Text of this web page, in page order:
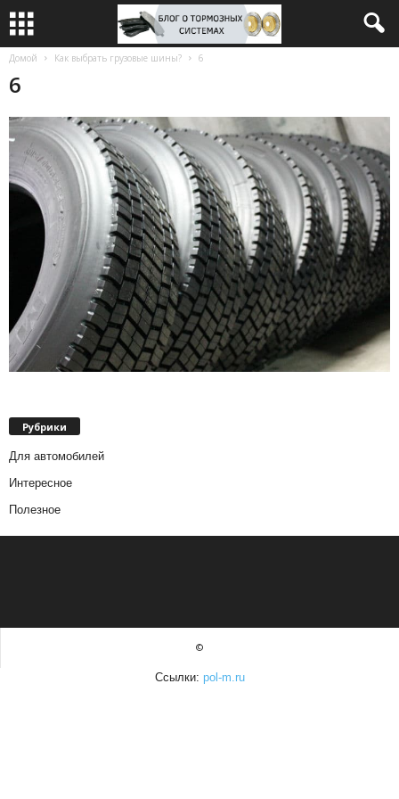
Домой Как выбрать грузовые шины? 6
6
Рубрики
Для автомобилей
Интересное
Полезное
©
Ссылки: pol-m.ru